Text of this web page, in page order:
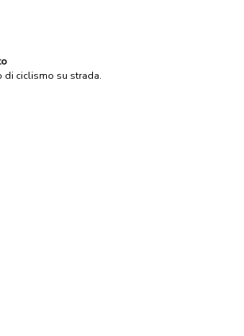
di ciclismo su strada.